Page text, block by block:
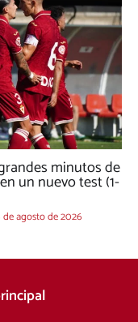
minutos de
un nuevo test (1-
de agosto de 2026